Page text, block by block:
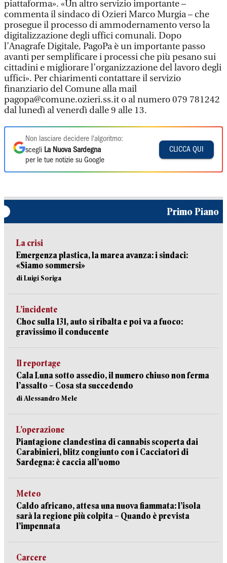
piattaforma». «Un altro servizio importante –
commenta il sindaco di Ozieri Marco Murgia – che
prosegue il processo di ammodernamento verso la
digitalizzazione degli uffici comunali. Dopo
l’Anagrafe Digitale, PagoPa è un importante passo
avanti per semplificare i processi che più pesano sui
cittadini e migliorare l’organizzazione del lavoro degli
uffici». Per chiarimenti contattare il servizio
finanziario del Comune alla mail
pagopa@comune.ozieri.ss.it o al numero 079 781242
dal lunedì al venerdì dalle 9 alle 13.
Non lasciare decidere l'algoritmo:
scegli La Nuova Sardegna
per le tue notizie su Google
CLICCA QUI
Primo Piano
La crisi
Emergenza plastica, la marea avanza: i sindaci:
«Siamo sommersi»
di Luigi Soriga
L’incidente
Choc sulla 131, auto si ribalta e poi va a fuoco:
gravissimo il conducente
Il reportage
Cala Luna sotto assedio, il numero chiuso non ferma
l’assalto – Cosa sta succedendo
di Alessandro Mele
L’operazione
Piantagione clandestina di cannabis scoperta dai
Carabinieri, blitz congiunto con i Cacciatori di
Sardegna: è caccia all’uomo
Meteo
Caldo africano, attesa una nuova fiammata: l’isola
sarà la regione più colpita – Quando è prevista
l’impennata
Carcere